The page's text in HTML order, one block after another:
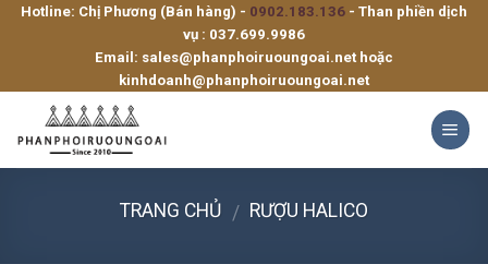
SkipHotline: Chị Phương (Bán hàng) - 0902.183.136 - Than phiền dịch
vụ : 037.699.9986
Email: sales@phanphoiruoungoai.net hoặc
kinhdoanh@phanphoiruoungoai.net
TRANG CHỦ / RƯỢU HALICO